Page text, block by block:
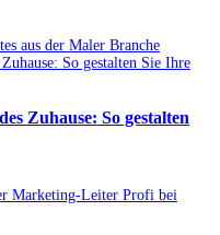
aus der Maler Branche
Zuhause: So gestalten